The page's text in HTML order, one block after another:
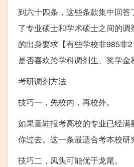
到六十四条，这些条款集中回
了专业硕士和学术硕士之间的
的出身要求【有些学校非985非
是否喜欢跨学科调剂生、奖学金
考研调剂方法
技巧一，先校内，再校外。
如果童鞋报考高校的专业已经
你过去。这一条最适合考本校
技巧二，凤头可能优于龙尾。